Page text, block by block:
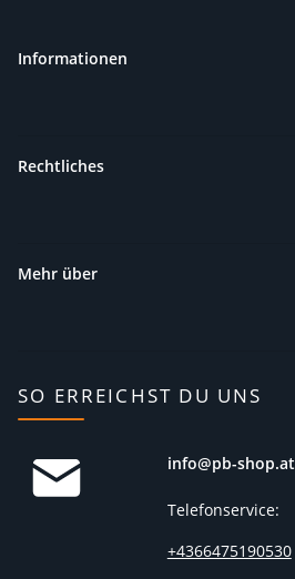
Informationen
Rechtliches
Mehr über
SO ERREICHST DU UNS
info@pb-shop.at
Telefonservice:
+4366475190530